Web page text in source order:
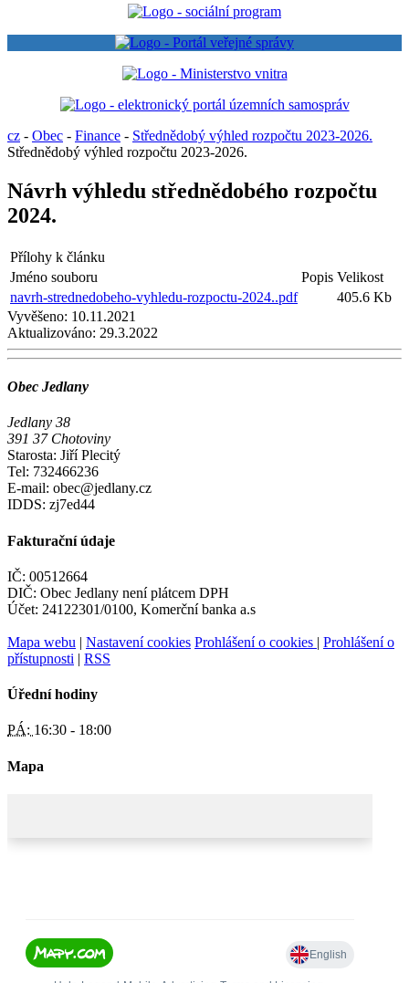
cz - Obec - Finance - Střednědobý výhled rozpočtu 2023-2026.
Střednědobý výhled rozpočtu 2023-2026.
Návrh výhledu střednědobého rozpočtu
2024.
Přílohy k článku
Jméno souboru
Popis Velikost
navrh-strednedobeho-vyhledu-rozpoctu-2024..pdf
405.6 Kb
Vyvěšeno: 10.11.2021
Aktualizováno: 29.3.2022
Obec Jedlany
Jedlany 38
391 37 Chotoviny
Starosta: Jiří Plecitý
Tel: 732466236
E-mail: obec@jedlany.cz
IDDS: zj7ed44
Fakturační údaje
IČ: 00512664
DIČ: Obec Jedlany není plátcem DPH
Účet: 24122301/0100, Komerční banka a.s
Mapa webu | Nastavení cookies Prohlášení o cookies | Prohlášení o
přístupnosti | RSS
Úřední hodiny
PÁ: 16:30 - 18:00
Mapa